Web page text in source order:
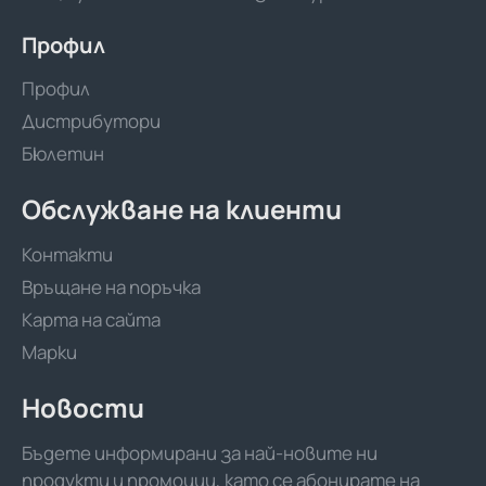
Профил
Профил
Дистрибутори
Бюлетин
Обслужване на клиенти
Контакти
Връщане на поръчка
Карта на сайта
Марки
Новости
Бъдете информирани за най-новите ни
продукти и промоции, като се абонирате на